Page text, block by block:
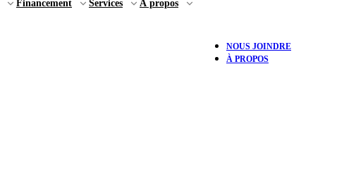
Financement Services À propos
NOUS JOINDRE
À PROPOS